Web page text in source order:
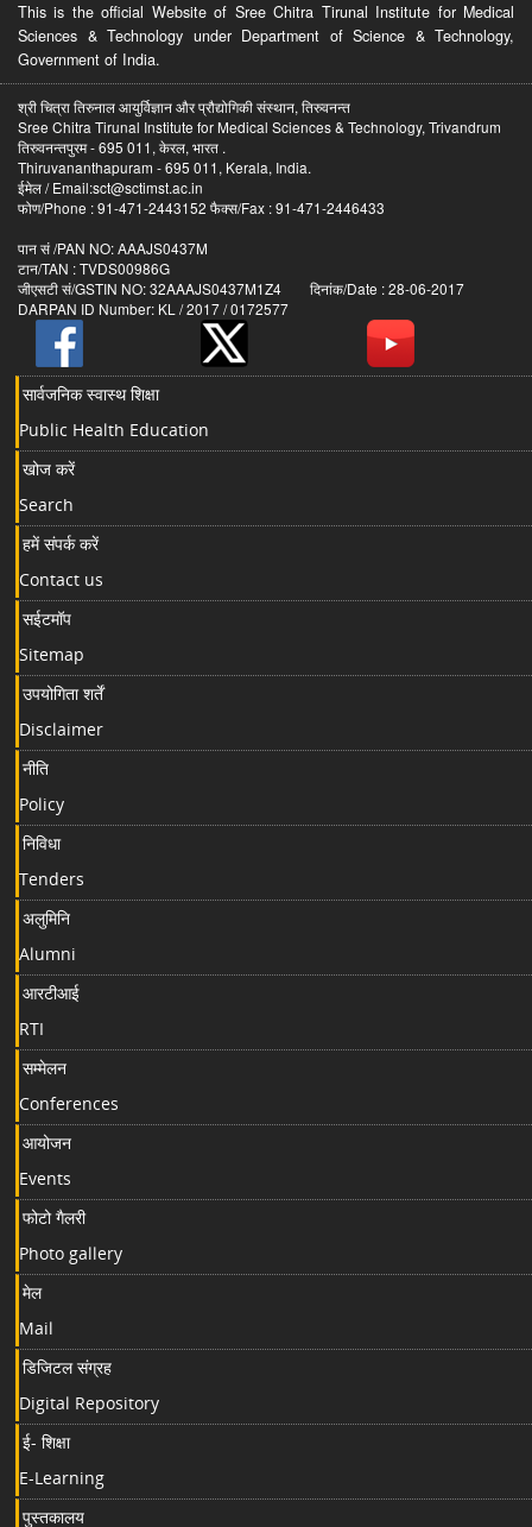
This is the official Website of Sree Chitra Tirunal Institute for Medical
Sciences & Technology under Department of Science & Technology,
Government of India.
श्री चित्रा तिरुनाल आयुर्विज्ञान और प्रौद्योगिकी संस्थान, तिरुवनन्त
Sree Chitra Tirunal Institute for Medical Sciences & Technology, Trivandrum
तिरुवनन्तपुरम - 695 011, केरल, भारत .
Thiruvananthapuram - 695 011, Kerala, India.
ईमेल / Email:sct@sctimst.ac.in
फोण/Phone : 91-471-2443152 फैक्स/Fax : 91-471-2446433
पान सं /PAN NO: AAAJS0437M
टान/TAN : TVDS00986G
जीएसटी सं/GSTIN NO: 32AAAJS0437M1Z4 दिनांक/Date : 28-06-2017
DARPAN ID Number: KL / 2017 / 0172577
सार्वजनिक स्वास्थ शिक्षा
Public Health Education
खोज करें
Search
हमें संपर्क करें
Contact us
सईटमॉप
Sitemap
उपयोगिता शर्तें
Disclaimer
नीति
Policy
निविधा
Tenders
अलुमिनि
Alumni
आरटीआई
RTI
सम्मेलन
Conferences
आयोजन
Events
फोटो गैलरी
Photo gallery
मेल
Mail
डिजिटल संग्रह
Digital Repository
ई- शिक्षा
E-Learning
पुस्तकालय